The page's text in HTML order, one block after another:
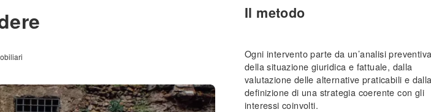
Il metodo
Ogni intervento parte da un’analisi
della situazione giuridica e fattuale, dalla
valutazione delle alternative praticabili e
definizione di una strategia coerente con gli
interessi coinvolti.